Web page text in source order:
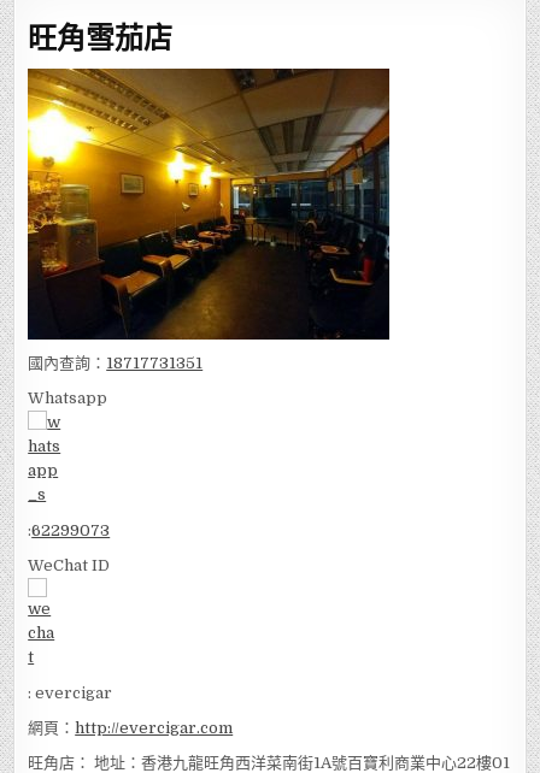
旺角雪茄店
國內查詢： 18717731351
Whatsapp
:62299073
WeChat ID
: evercigar
網頁：http://evercigar.com
旺角店： 地址：香港九龍旺角西洋菜南街1A號百寶利商業中心22樓01